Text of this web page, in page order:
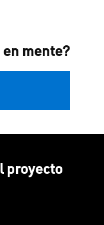
mente?
proyecto